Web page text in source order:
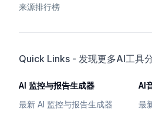
来源排行榜
Quick Links - 发现更多AI工具
AI 监控与报告生成器
最新 AI 监控与报告生成器
AI
最